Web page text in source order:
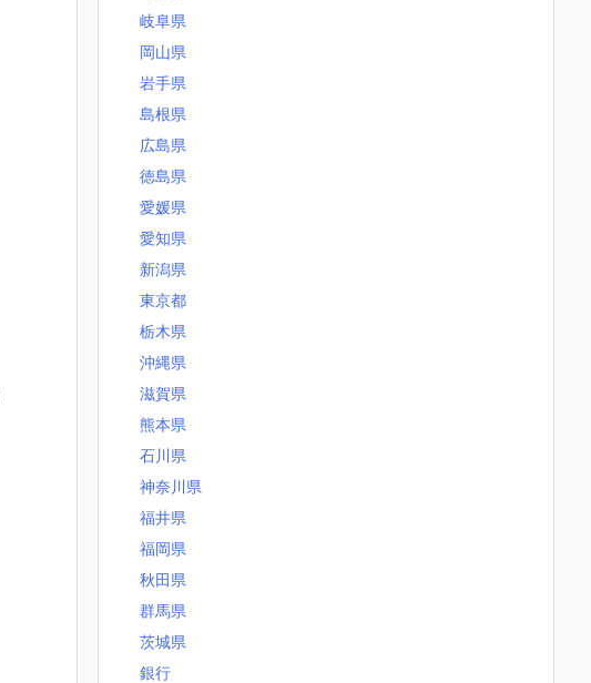
岐阜県
岡山県
岩手県
島根県
広島県
徳島県
愛媛県
愛知県
新潟県
東京都
栃木県
沖縄県
滋賀県
熊本県
石川県
神奈川県
福井県
福岡県
秋田県
群馬県
茨城県
銀行